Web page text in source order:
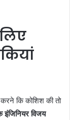
कि कोशिश की तो
इंजिनियर विजय